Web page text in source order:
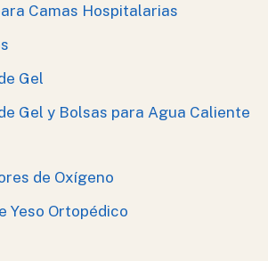
Camas Hospitalarias
Gel
Gel y Bolsas para Agua Caliente
de Oxígeno
Yeso Ortopédico